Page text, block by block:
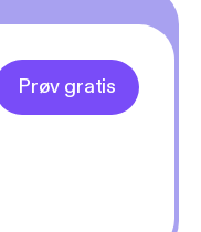
Prøv gratis